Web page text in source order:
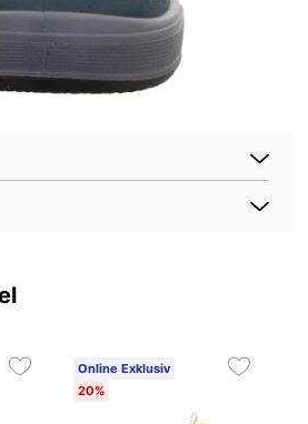
Online Exklusiv
20%